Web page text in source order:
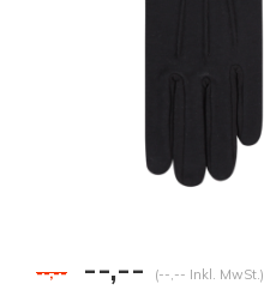
--,-- --,-- (--,-- Inkl. MwSt.)